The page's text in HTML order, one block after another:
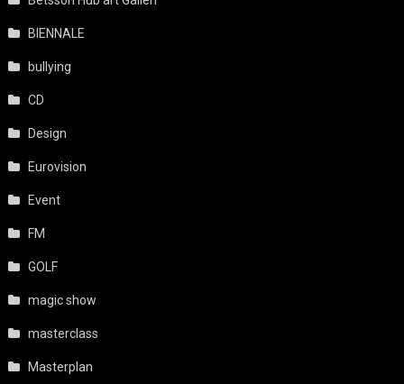
BIENNALE
bullying
CD
Design
Eurovision
Event
FM
GOLF
magic show
masterclass
Masterplan